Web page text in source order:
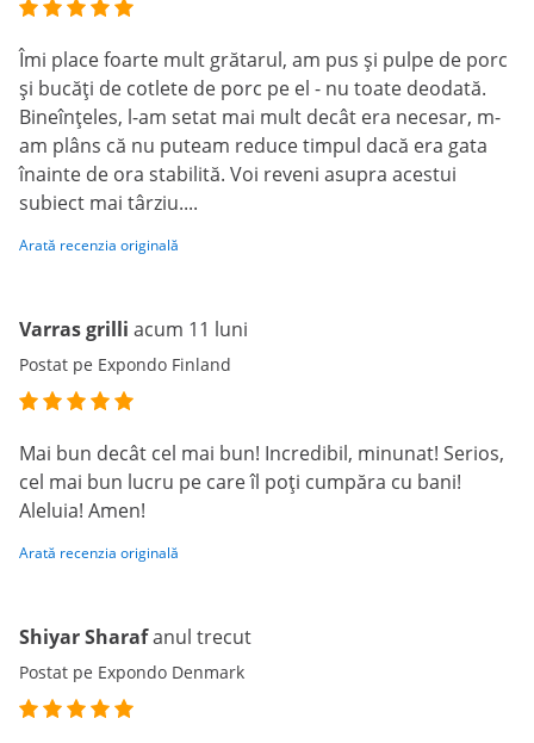
Îmi place foarte mult grătarul, am pus și pulpe de porc
și bucăți de cotlete de porc pe el - nu toate deodată.
Bineînțeles, l-am setat mai mult decât era necesar, m-
am plâns că nu puteam reduce timpul dacă era gata
înainte de ora stabilită. Voi reveni asupra acestui
subiect mai târziu....
Arată recenzia originală
Varras grilli acum 11 luni
Postat pe Expondo Finland
Mai bun decât cel mai bun! Incredibil, minunat! Serios,
cel mai bun lucru pe care îl poți cumpăra cu bani!
Aleluia! Amen!
Arată recenzia originală
Shiyar Sharafanul trecut
Postat pe Expondo Denmark